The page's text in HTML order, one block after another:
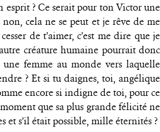
esprit ? Ce serait pour ton Victor une
cela ne se peut et je rêve de me
de t’aimer, c’est me dire que je
créature humaine pourrait donc
femme au monde vers laquelle
? Et si tu daignes, toi, angélique
encore si indigne de toi, pour ce
que sa plus grande félicité ne
et s’il était possible, mille éternités ?